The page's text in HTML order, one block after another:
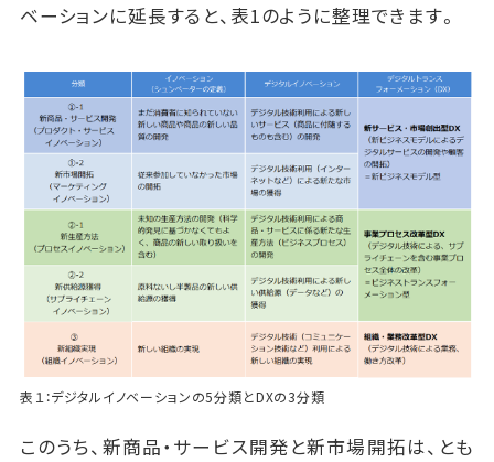
ベーションに延長すると、表1のように整理できます。
表１：デジタルイノベーションの5分類とDXの3分類
このうち、新商品・サービス開発と新市場開拓は、とも